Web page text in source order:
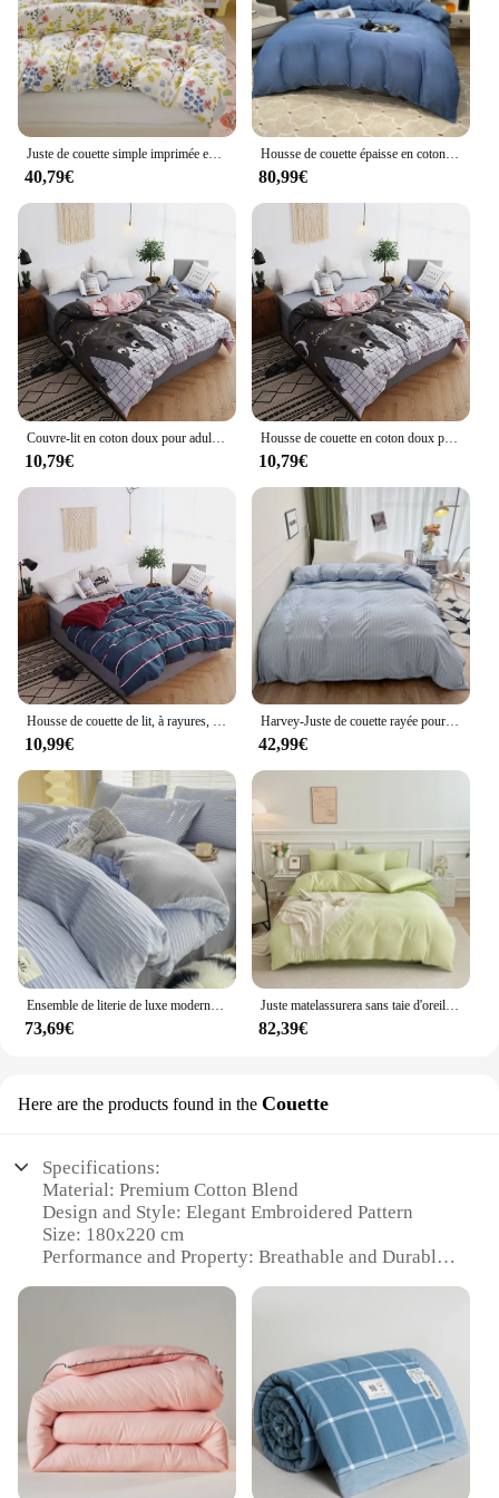
40,79€
Housse de couette épaisse en coton à longues fibres de classe A 60s, housse de couette en coton pur, grande housse de couette confortable, literie 180x220
80,99€
10,79€
Housse de couette en coton doux pour enfants et adultes, motif chat mignon, 1 pièce, pour lit simple, double, Queen, King, taille 150x200, 180x220
10,79€
Housse de couette de lit, à rayures, 1 pièce, couvre-lit simple, King Size, Queen Size, 150x200, 180x220, 200x230, 220x240, nouvelle collection à la mode
10,99€
Harvey-Juste de couette rayée pour chambre de garçon et fille, housses de lit d'athlon noires et blanches, housse de couette sans taie d'oreiller, 180x220, 1PC
42,99€
Ensemble de literie de luxe moderne à rayures pour dortoir, housse de couette pour lit simple, double, reine, king size, housse de couette pour athlon, 150x200, 180x220, 200x230
73,69€
Juste matelassurera sans taie d'oreiller, nouveau document solide, simple, duo, sans impression, vent, touristes, literie, 160x210, 180x220, 220x240
82,39€
Here are the products found in the Couette
Specifications:
Material: Premium Cotton Blend
Design and Style: Elegant Embroidered Pattern
Size: 180x220 cm
Performance and Property: Breathable and Durable
bedroom settings
Features:
**Luxurious Comfort and Style**
The couverture de lit 180x220 is not just a bedding
set; it's a statement of elegance and comfort. Crafted
from a premium cotton blend, this set offers a soft